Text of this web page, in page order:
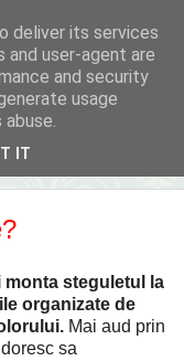
monta steguletul la
organizate de
Mai aud prin
sa
deliver its services
and user-agent are
and security
usage
IT